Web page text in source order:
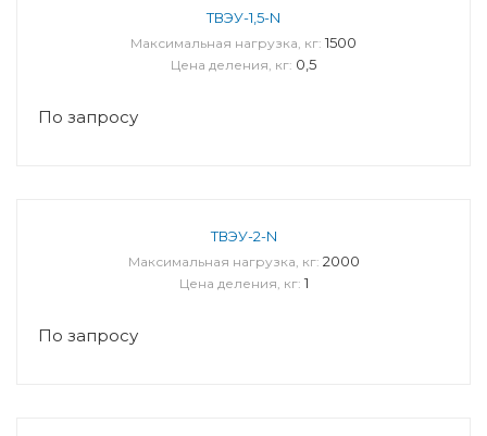
ТВЭУ-1,5-N
Максимальная нагрузка, кг: 1500
Цена деления, кг: 0,5
По запросу
ТВЭУ-2-N
Максимальная нагрузка, кг: 2000
Цена деления, кг: 1
По запросу